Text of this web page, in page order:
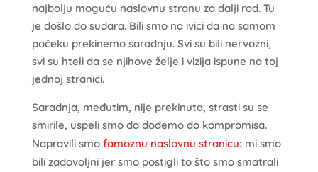
najbolju moguću naslovnu stranu za dalji rad. Tu
je došlo do sudara. Bili smo na ivici da na samom
počeku prekinemo saradnju. Svi su bili nervozni,
svi su hteli da se njihove želje i vizija ispune na toj
jednoj stranici.
Saradnja, međutim, nije prekinuta, strasti su se
smirile, uspeli smo da dođemo do kompromisa.
Napravili smo famoznu naslovnu stranicu: mi smo
bili zadovoljni jer smo postigli to što smo smatrali